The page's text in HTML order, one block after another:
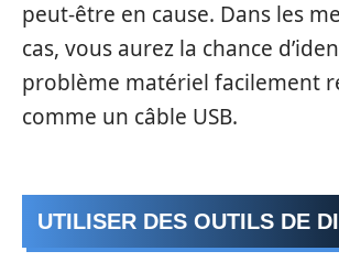
peut-être en cause. Dans les
cas, vous aurez la chance
problème matériel facilement
comme un câble USB.
UTILISER DES OUTILS DE